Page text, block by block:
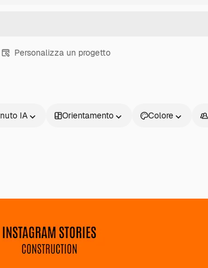
Personalizza un progetto
IA Orientamento Colore